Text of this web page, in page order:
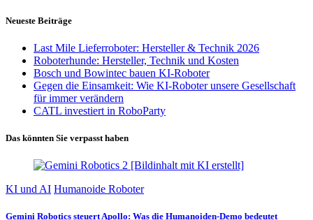
Neueste Beiträge
Last Mile Lieferroboter: Hersteller & Technik 2026
Roboterhunde: Hersteller, Technik und Kosten
Bosch und Bowintec bauen KI-Roboter
Gegen die Einsamkeit: Wie KI-Roboter unsere Gesellschaft
für immer verändern
CATL investiert in RoboParty
Das könnten Sie verpasst haben
KI und AI Humanoide Roboter
Gemini Robotics steuert Apollo: Was die Humanoiden-Demo bedeutet